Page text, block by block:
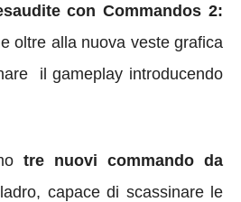
con Commandos 2:
oltre alla nuova veste grafica
il gameplay introducendo
tre nuovi commando da
capace di scassinare le